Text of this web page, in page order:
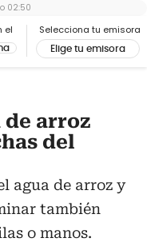
el Selecciona tu emisora
Elige tu emisora
02:50
de arroz
del
agua de arroz y
también
o manos.